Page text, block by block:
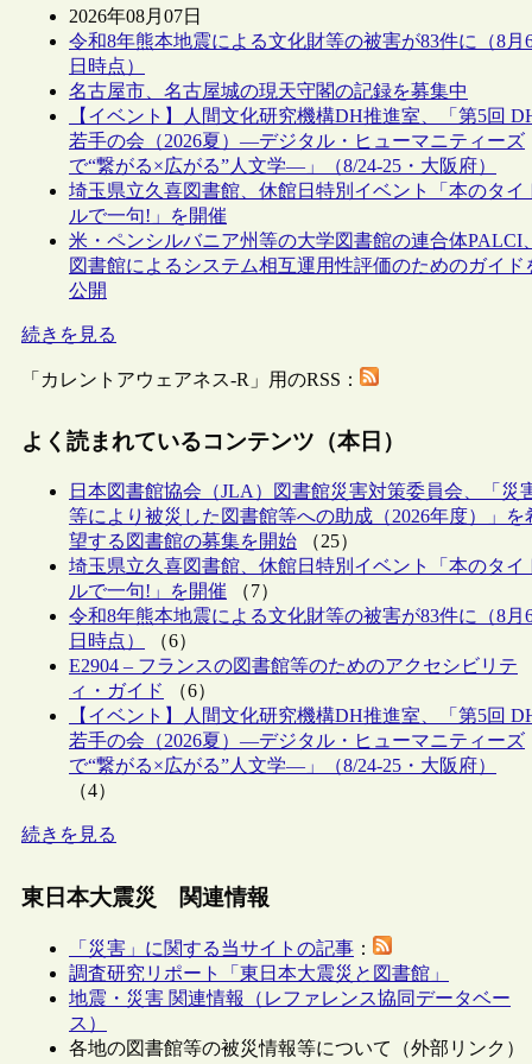
2026年08月07日
令和8年熊本地震による文化財等の被害が83件に（8月
日時点）
名古屋市、名古屋城の現天守閣の記録を募集中
【イベント】人間文化研究機構DH推進室、「第5回
若手の会（2026夏）―デジタル・ヒューマニティーズ
で“繋がる×広がる”人文学―」（8/24-25・大阪府）
埼玉県立久喜図書館、休館日特別イベント「本のタイ
ルで一句!」を開催
米・ペンシルバニア州等の大学図書館の連合体PALCI、
図書館によるシステム相互運用性評価のためのガイド
公開
続きを見る
「カレントアウェアネス-R」用のRSS：
よく読まれているコンテンツ（本日）
日本図書館協会（JLA）図書館災害対策委員会、「災
等により被災した図書館等への助成（2026年度）」を
望する図書館の募集を開始 （25）
埼玉県立久喜図書館、休館日特別イベント「本のタイ
ルで一句!」を開催 （7）
令和8年熊本地震による文化財等の被害が83件に（8月
日時点）
（6）
E2904 – フランスの図書館等のためのアクセシビリテ
ィ・ガイド
（6）
【イベント】人間文化研究機構DH推進室、「第5回
若手の会（2026夏）―デジタル・ヒューマニティーズ
で“繋がる×広がる”人文学―」（8/24-25・大阪府）
（4）
続きを見る
東日本大震災 関連情報
「災害」に関する当サイトの記事 ：
調査研究リポート「東日本大震災と図書館」
地震・災害 関連情報（レファレンス協同データベー
ス）
各地の図書館等の被災情報等について（外部リンク）